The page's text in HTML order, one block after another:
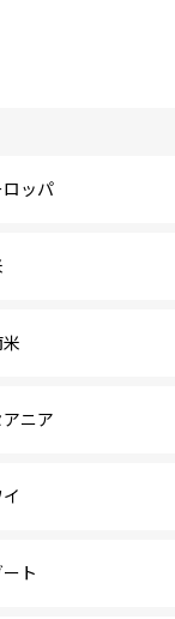
ロッパ
米
アニア
ート